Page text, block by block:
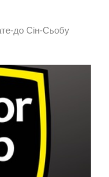
до Сін-Сьобу